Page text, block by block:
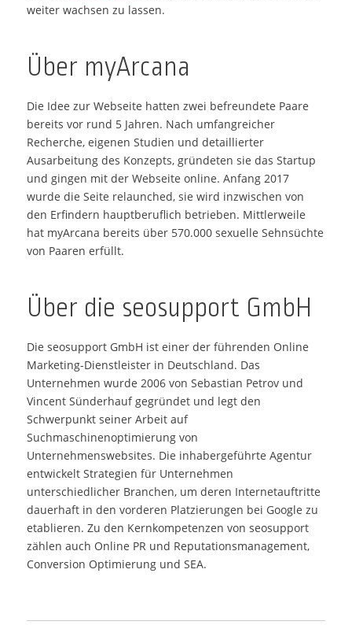
weiter wachsen zu lassen.
Über myArcana
Die Idee zur Webseite hatten zwei befreundete Paare
bereits vor rund 5 Jahren. Nach umfangreicher
Recherche, eigenen Studien und detaillierter
Ausarbeitung des Konzepts, gründeten sie das Startup
und gingen mit der Webseite online. Anfang 2017
wurde die Seite relaunched, sie wird inzwischen von
den Erfindern hauptberuflich betrieben. Mittlerweile
hat myArcana bereits über 570.000 sexuelle Sehnsüchte
von Paaren erfüllt.
Über die seosupport GmbH
Die seosupport GmbH ist einer der führenden Online
Marketing-Dienstleister in Deutschland. Das
Unternehmen wurde 2006 von Sebastian Petrov und
Vincent Sünderhauf gegründet und legt den
Schwerpunkt seiner Arbeit auf
Suchmaschinenoptimierung von
Unternehmenswebsites. Die inhabergeführte Agentur
entwickelt Strategien für Unternehmen
unterschiedlicher Branchen, um deren Internetauftritte
dauerhaft in den vorderen Platzierungen bei Google zu
etablieren. Zu den Kernkompetenzen von seosupport
zählen auch Online PR und Reputationsmanagement,
Conversion Optimierung und SEA.